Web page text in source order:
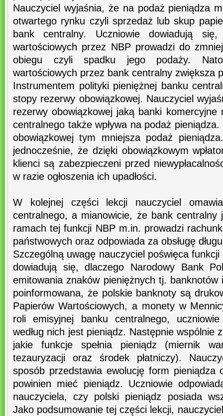
Nauczyciel wyjaśnia, że na podaż pieniądza
otwartego rynku czyli sprzedaż lub skup
bank centralny. Uczniowie dowiadują
wartościowych przez NBP prowadzi do
obiegu czyli spadku jego podaży.
wartościowych przez bank centralny zwiększa
Instrumentem polityki pieniężnej banku
stopy rezerwy obowiązkowej. Nauczyciel
rezerwy obowiązkowej jaką banki komercyjne
centralnego także wpływa na podaż
obowiązkowej tym mniejsza podaż
jednocześnie, że dzięki obowiązkowym
klienci są zabezpieczeni przed
w razie ogłoszenia ich upadłości.
W kolejnej części lekcji nauczyciel
centralnego, a mianowicie, że bank centralny
ramach tej funkcji NBP m.in. prowadzi
państwowych oraz odpowiada za obsługę
Szczególną uwagę nauczyciel poświęca
dowiadują się, dlaczego Narodowy Bank
emitowania znaków pieniężnych tj. banknotów
poinformowana, że polskie banknoty są
Papierów Wartościowych, a monety w
roli emisyjnej banku centralnego,
według nich jest pieniądz. Następnie wspólnie
jakie funkcje spełnia pieniądz (miernik
tezauryzacji oraz środek płatniczy).
sposób przedstawia ewolucję form pieniądza
powinien mieć pieniądz. Uczniowie
nauczyciela, czy polski pieniądz posiada
Jako podsumowanie tej części lekcji,